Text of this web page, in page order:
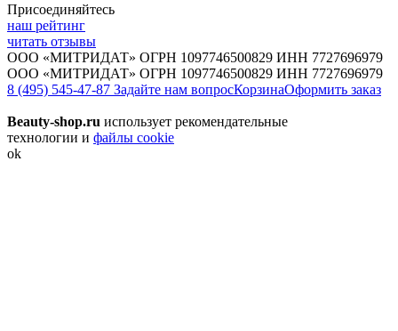
Присоединяйтесь
наш рейтинг
читать отзывы
ООО «МИТРИДАТ» ОГРН 1097746500829 ИНН 7727696979
ООО «МИТРИДАТ» ОГРН 1097746500829 ИНН 7727696979
8 (495) 545-47-87 Задайте нам вопросКорзинаОформить заказ
Beauty-shop.ru использует рекомендательные
технологии и файлы cookie
ok